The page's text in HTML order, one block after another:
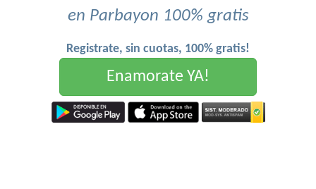
en Parbayon 100% gratis
Registrate, sin cuotas, 100% gratis!
Enamorate YA!